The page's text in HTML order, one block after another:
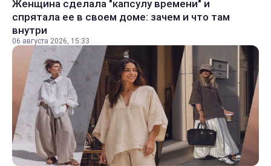
Женщина сделала "капсулу времени" и
спрятала ее в своем доме: зачем и что там
внутри
06 августа 2026, 15:33